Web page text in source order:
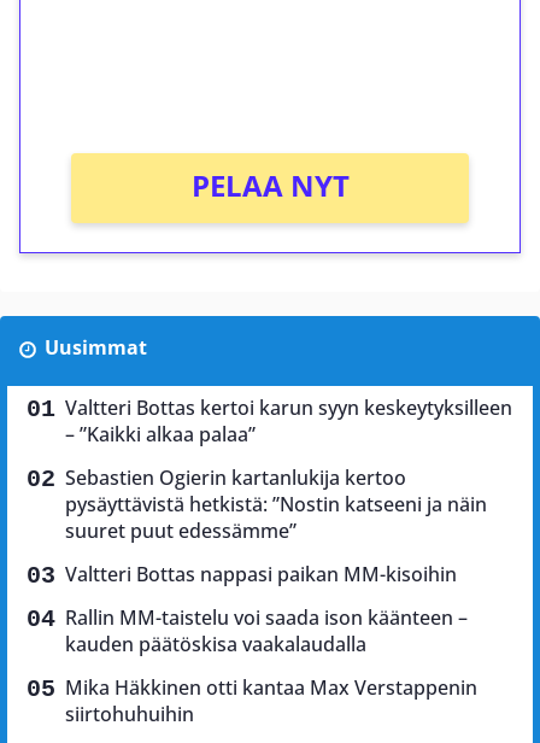
PELAA NYT
Uusimmat
Valtteri Bottas kertoi karun syyn keskeytyksilleen
– ”Kaikki alkaa palaa”
Sebastien Ogierin kartanlukija kertoo
pysäyttävistä hetkistä: ”Nostin katseeni ja näin
suuret puut edessämme”
Valtteri Bottas nappasi paikan MM-kisoihin
Rallin MM-taistelu voi saada ison käänteen –
kauden päätöskisa vaakalaudalla
Mika Häkkinen otti kantaa Max Verstappenin
siirtohuhuihin